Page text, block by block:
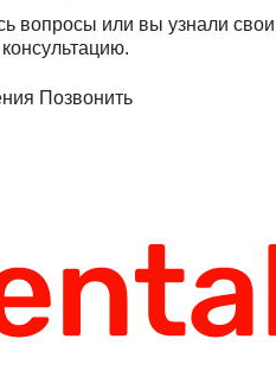
вопросы или вы узнали свои
Позвонить